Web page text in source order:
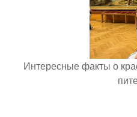
Интересные факты о